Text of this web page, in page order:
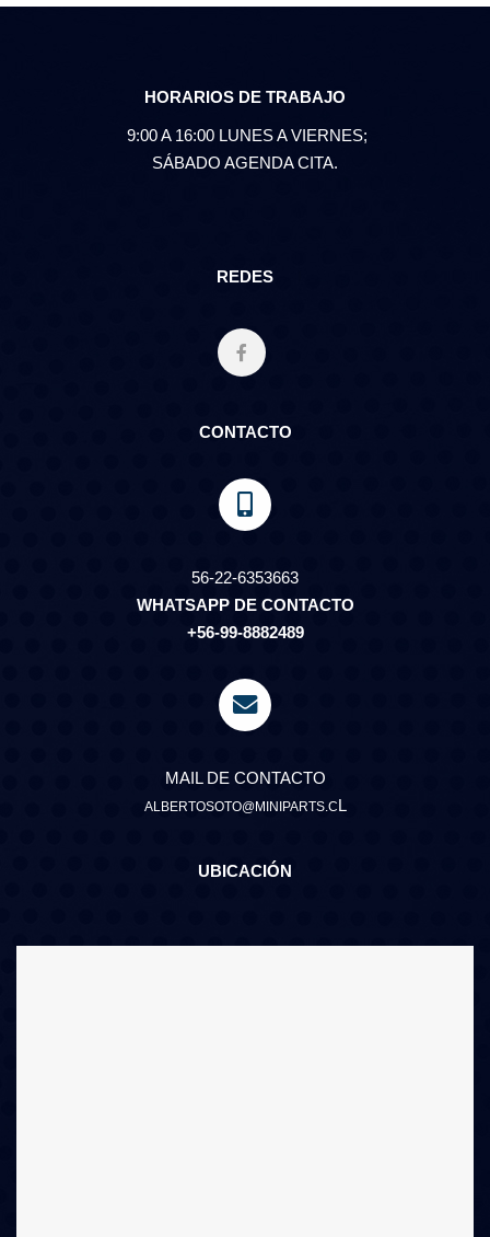
HORARIOS DE TRABAJO
9:00 A 16:00 LUNES A VIERNES;
SÁBADO AGENDA CITA.
REDES
CONTACTO
56-22-6353663
WHATSAPP DE CONTACTO
+56-99-8882489
MAIL DE CONTACTO
ALBERTOSOTO@MINIPARTS.CL
UBICACIÓN